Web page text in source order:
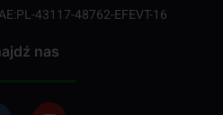
43117-48762-EFEVT-16
nas